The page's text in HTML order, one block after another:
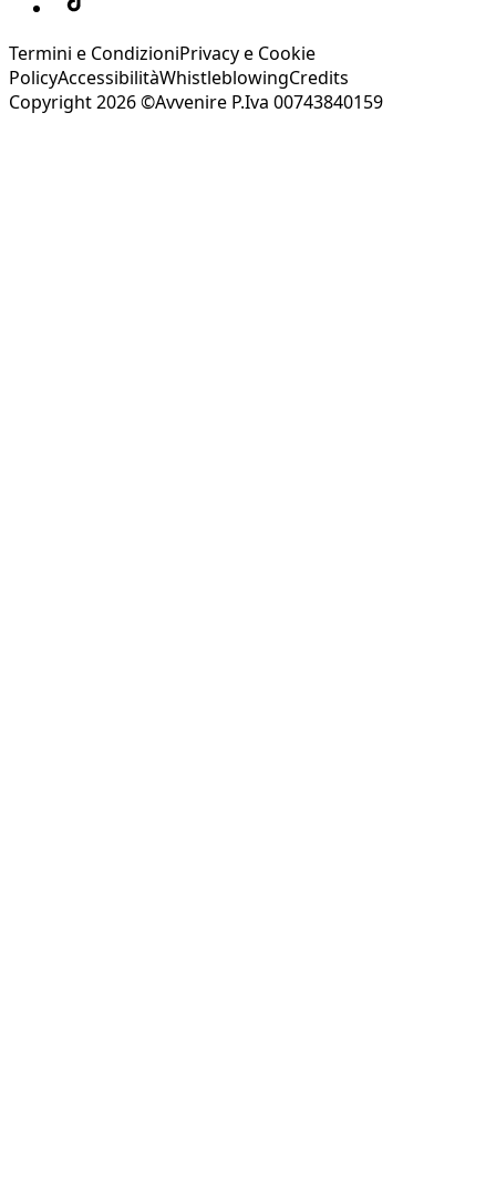
Termini e CondizioniPrivacy e Cookie
PolicyAccessibilitàWhistleblowingCredits
Copyright 2026 ©Avvenire P.Iva 00743840159